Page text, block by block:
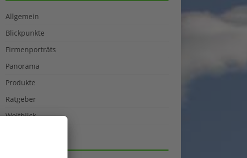
Allgemein
Blickpunkte
Firmenporträts
Panorama
Produkte
Ratgeber
Weitblick